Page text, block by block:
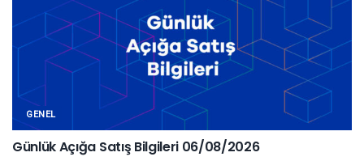
GENEL
Günlük Açığa Satış Bilgileri 06/08/2026